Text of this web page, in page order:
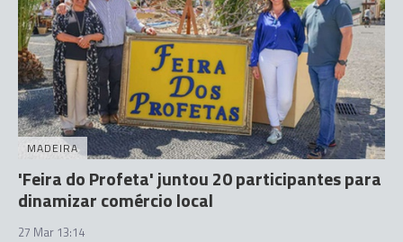
MADEIRA
'Feira do Profeta' juntou 20 participantes para
dinamizar comércio local
27 Mar 13:14